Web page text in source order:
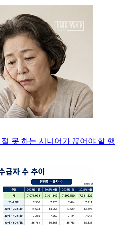
절 못 하는 시니어가 끊어야 할 행